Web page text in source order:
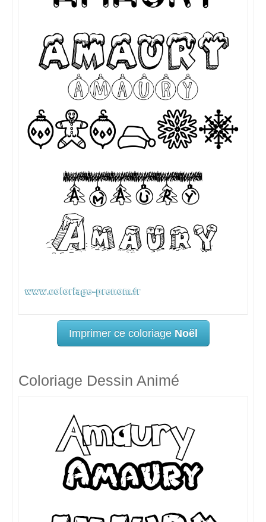
Imprimer ce coloriage Noël
Coloriage Dessin Animé